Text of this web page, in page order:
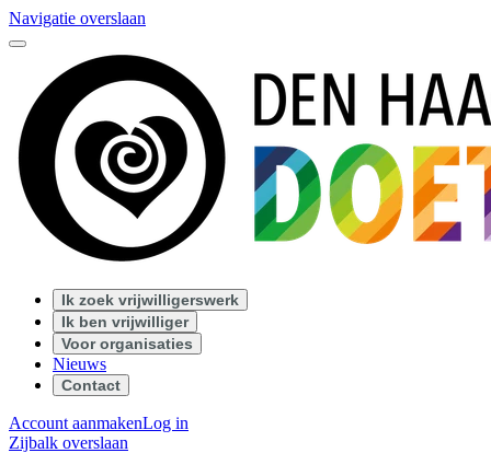
Navigatie overslaan
Ik zoek vrijwilligerswerk
Ik ben vrijwilliger
Voor organisaties
Nieuws
Contact
Account aanmakenLog in
Zijbalk overslaan